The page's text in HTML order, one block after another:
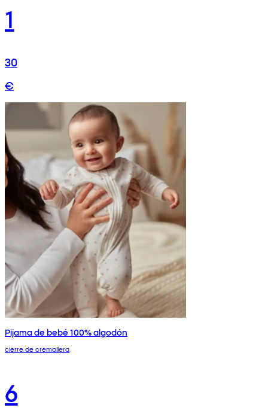
1
30
€
Pijama de bebé 100% algodón
cierre de cremallera
6